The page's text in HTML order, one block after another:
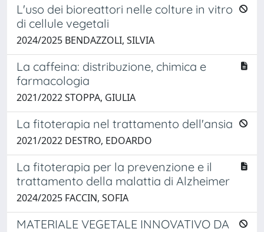
L'uso dei bioreattori nelle colture in vitro
di cellule vegetali
2024/2025 BENDAZZOLI, SILVIA
La caffeina: distribuzione, chimica e
farmacologia
2021/2022 STOPPA, GIULIA
La fitoterapia nel trattamento dell'ansia
2021/2022 DESTRO, EDOARDO
La fitoterapia per la prevenzione e il
trattamento della malattia di Alzheimer
2024/2025 FACCIN, SOFIA
MATERIALE VEGETALE INNOVATIVO DA